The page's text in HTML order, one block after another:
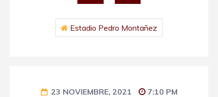
Estadio Pedro Montañez
23 NOVIEMBRE, 2021 7:10 PM